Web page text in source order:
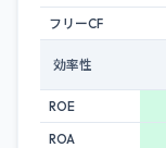
フリーCF
効率性
ROE
ROA